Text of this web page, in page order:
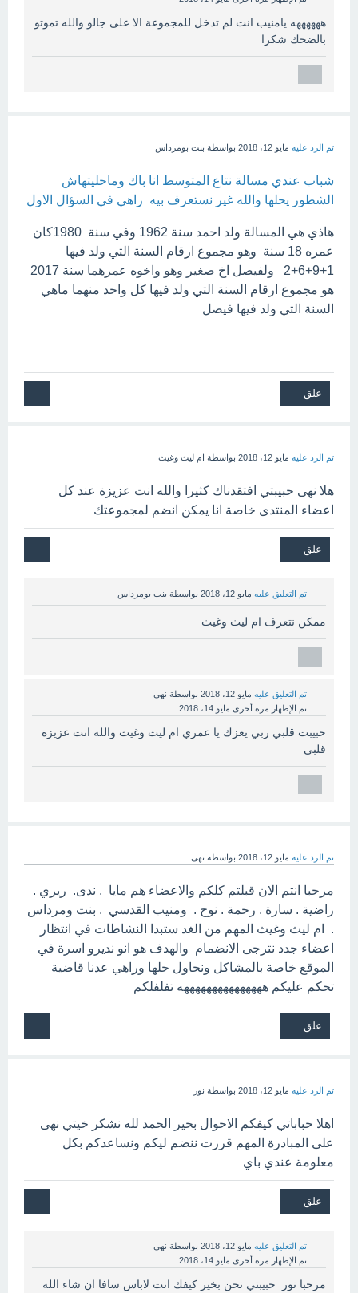
ههههههه يامنيب انت لم تدخل للمجموعة الا على جالو والله تموتو
بالضحك شكرا
تم الرد عليه مايو 12، 2018 بواسطة بنت بومرداس
شباب عندي مسالة نتاع المتوسط انا باك وماحليتهاش
الشطور يحلها والله غير نستعرف بيه راهي في السؤال الاول
هاذي هي المسالة ولد احمد سنة 1962 وفي سنة 1980كان
عمره 18 سنة وهو مجموع ارقام السنة التي ولد فيها
1+9+6+2 ولفيصل اخ صغير وهو واخوه عمرهما سنة 2017
هو مجموع ارقام السنة التي ولد فيها كل واحد منهما ماهي
السنة التي ولد فيها فيصل
تم الرد عليه مايو 12، 2018 بواسطة ام ليث وغيث
هلا نهى حبيبتي افتقدناك كثيرا والله انت عزيزة عند كل
اعضاء المنتدى خاصة انا يمكن انضم لمجموعتك
تم التعليق عليه مايو 12، 2018 بواسطة بنت بومرداس
ممكن نتعرف ام ليث وغيث
تم التعليق عليه مايو 12، 2018 بواسطة نهى
تم الإظهار مرة أخرى مايو 14، 2018
حبيبت قلبي ربي يعزك يا عمري ام ليث وغيث والله انت عزيزة
قلبي
تم الرد عليه مايو 12، 2018 بواسطة نهى
مرحبا انتم الان قبلتم كلكم والاعضاء هم مايا . ندى. ريري .
راضية . سارة . رحمة . نوح . ومنيب القدسي . بنت ومرداس
. ام ليث وغيث المهم من الغد ستبدا النشاطات في انتظار
اعضاء جدد نترجى الانضمام والهدف هو انو نديرو اسرة في
الموقع خاصة بالمشاكل ونحاول حلها وراهي عدنا قاضية
تحكم عليكم هههههههههههههههه تفلفلكم
تم الرد عليه مايو 12، 2018 بواسطة نور
اهلا حباباتي كيفكم الاحوال بخير الحمد لله نشكر خيتي نهى
على المبادرة المهم قررت ننضم ليكم ونساعدكم بكل
معلومة عندي باي
تم التعليق عليه مايو 12، 2018 بواسطة نهى
تم الإظهار مرة أخرى مايو 14، 2018
مرحبا نور حبيبتي نحن بخير كيفك انت لاباس سافا ان شاء الله